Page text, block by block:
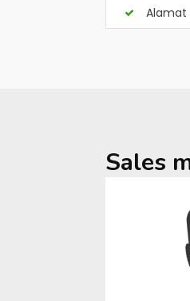
Alamat
Sales